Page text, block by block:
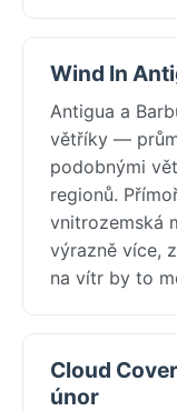
Wind In
Antigua a
větříky —
podobnými
regionů.
vnitrozemská
výrazně více,
na vítr by to
Cloud
únor